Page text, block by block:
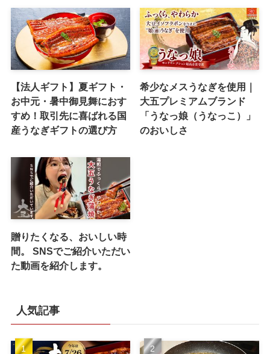
【法人ギフト】夏ギフト・
お中元・暑中御見舞におす
すめ！取引先に喜ばれる国
産うなぎギフトの選び方
希少なメスうなぎを使用｜
大五プレミアムブランド
「うなっ娘（うなっこ）」
のおいしさ
贈りたくなる、おいしい時
間。 SNSでご紹介いただい
た動画を紹介します。
人気記事